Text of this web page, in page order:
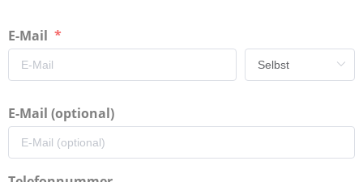
E-Mail
E-Mail (optional)